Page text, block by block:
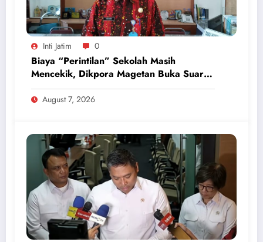
Inti Jatim 0
Biaya “Perintilan” Sekolah Masih
Mencekik, Dikpora Magetan Buka Suara
Soal Polemik Seragam dan Modul
August 7, 2026